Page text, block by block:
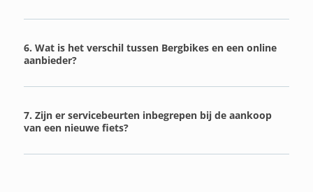
6. Wat is het verschil tussen Bergbikes en een online
aanbieder?
7. Zijn er servicebeurten inbegrepen bij de aankoop
van een nieuwe fiets?